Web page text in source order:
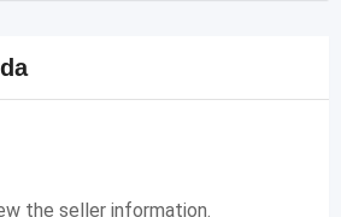
the seller information.